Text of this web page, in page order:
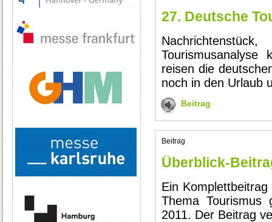
27. Deutsche
reisen die
noch in den Urlaub
Beitrag
Beitrag
Überblick-
Ein
Thema Tourismus
2011. Der Beitrag